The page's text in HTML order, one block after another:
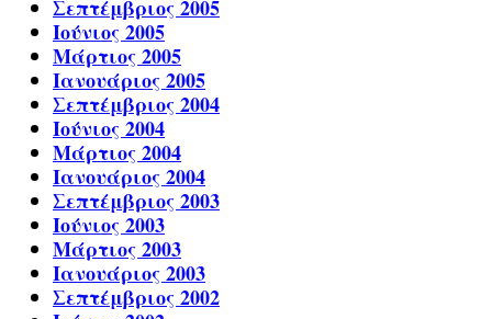
Σεπτέμβριος 2005
Ιούνιος 2005
Μάρτιος 2005
Ιανουάριος 2005
Σεπτέμβριος 2004
Ιούνιος 2004
Μάρτιος 2004
Ιανουάριος 2004
Σεπτέμβριος 2003
Ιούνιος 2003
Μάρτιος 2003
Ιανουάριος 2003
Σεπτέμβριος 2002